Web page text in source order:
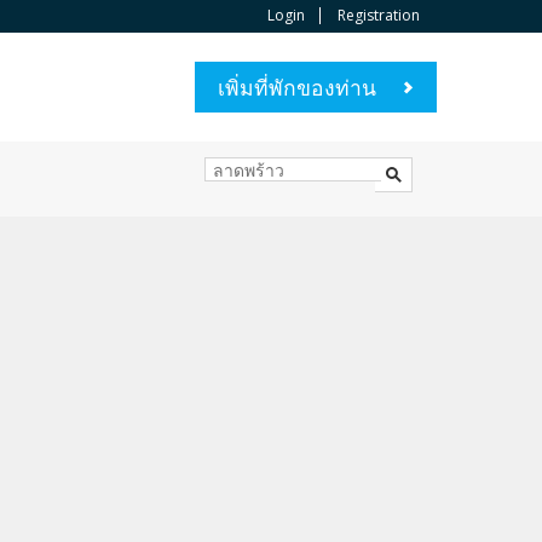
Login Registration
เพิ่มที่พักของท่าน